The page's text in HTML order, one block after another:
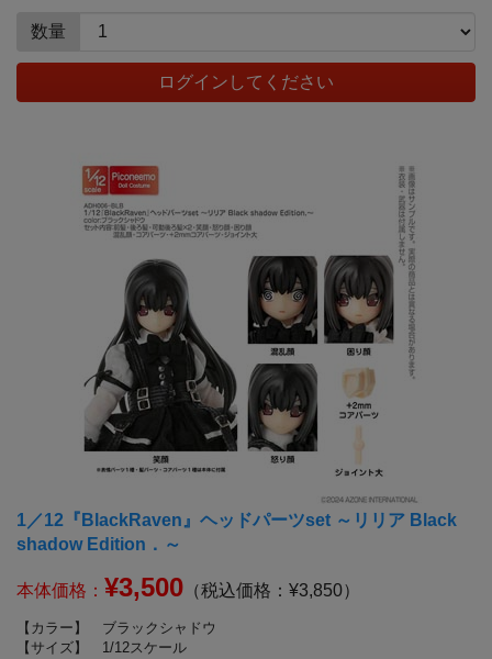
数量
ログインしてください
1／12『BlackRaven』ヘッドパーツset ～リリア Black
shadow Edition．～
本体価格： ¥3,500 （税込価格：¥3,850）
【カラー】
ブラックシャドウ
【サイズ】
1/12スケール